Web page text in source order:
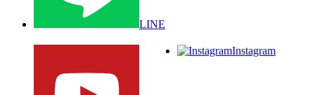
LINE
Instagram